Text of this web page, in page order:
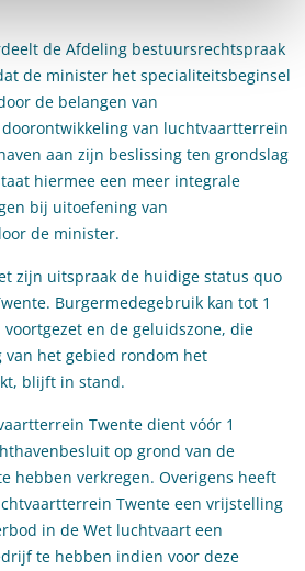
de Afdeling bestuursrechtspraak
de minister het specialiteitsbeginsel
de belangen van
van luchtvaartterrein
aan zijn beslissing ten grondslag
hiermee een meer integrale
bij uitoefening van
de minister.
zijn uitspraak de huidige status quo
Burgermedegebruik kan tot 1
en de geluidszone, die
het gebied rondom het
blijft in stand.
Twente dient vóór 1
op grond van de
hebben verkregen. Overigens heeft
Twente een vrijstelling
in de Wet luchtvaart een
te hebben indien voor deze